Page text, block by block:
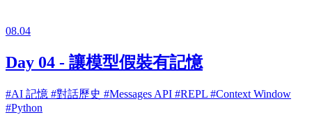
08.04
Day 04 - 讓模型假裝有記憶
#AI 記憶 #對話歷史 #Messages API #REPL #Context Window
#Python